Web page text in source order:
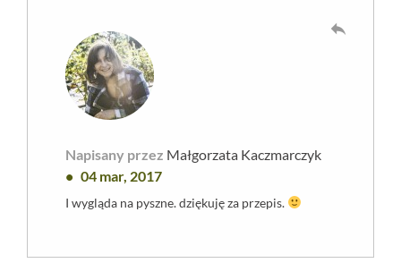
Napisany przez Małgorzata Kaczmarczyk
04 mar, 2017
I wygląda na pyszne. dziękuję za przepis.
reply